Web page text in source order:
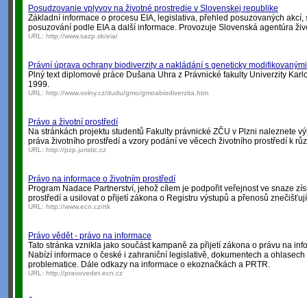
Posudzovanie vplyvov na životné prostredie v Slovenskej republike
Základní informace o procesu EIA, legislativa, přehled posuzovaných
posuzování podle EIA a další informace. Provozuje Slovenská agentúra
URL: http://www.sazp.sk/eia/
Právní úprava ochrany biodiverzity a nakládání s geneticky
Plný text diplomové práce Dušana Uhra z Právnické fakulty Univerzity
1999.
URL: http://www.volny.cz/dudu/gmo/gmoabiodiverzita.htm
Právo a životní prostředí
Na stránkách projektu studentů Fakulty právnické ZČU v Plzni naleznete
práva životního prostředí a vzory podání ve věcech životního prostředí k
URL: http://pzp.juristic.cz
Právo na informace o životním prostředí
Program Nadace Partnerství, jehož cílem je podpořit veřejnost ve snaze
prostředí a usilovat o přijetí zákona o Registru výstupů a přenosů
URL: http://www.ecn.cz/rtk
Právo vědět - právo na informace
Tato stránka vznikla jako součást kampaně za přijetí zákona o právu na
Nabízí informace o české i zahraniční legislativě, dokumentech a
problematice. Dále odkazy na informace o ekoznačkách a PRTR.
URL: http://pravovedet.ecn.cz